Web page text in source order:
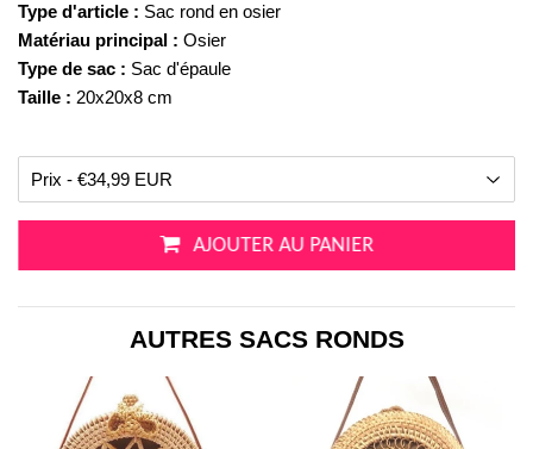
Type d'article : Sac rond en osier
Matériau principal : Osier
Type de sac : Sac d'épaule
Taille : 20x20x8 cm
AJOUTER AU PANIER
AUTRES SACS RONDS